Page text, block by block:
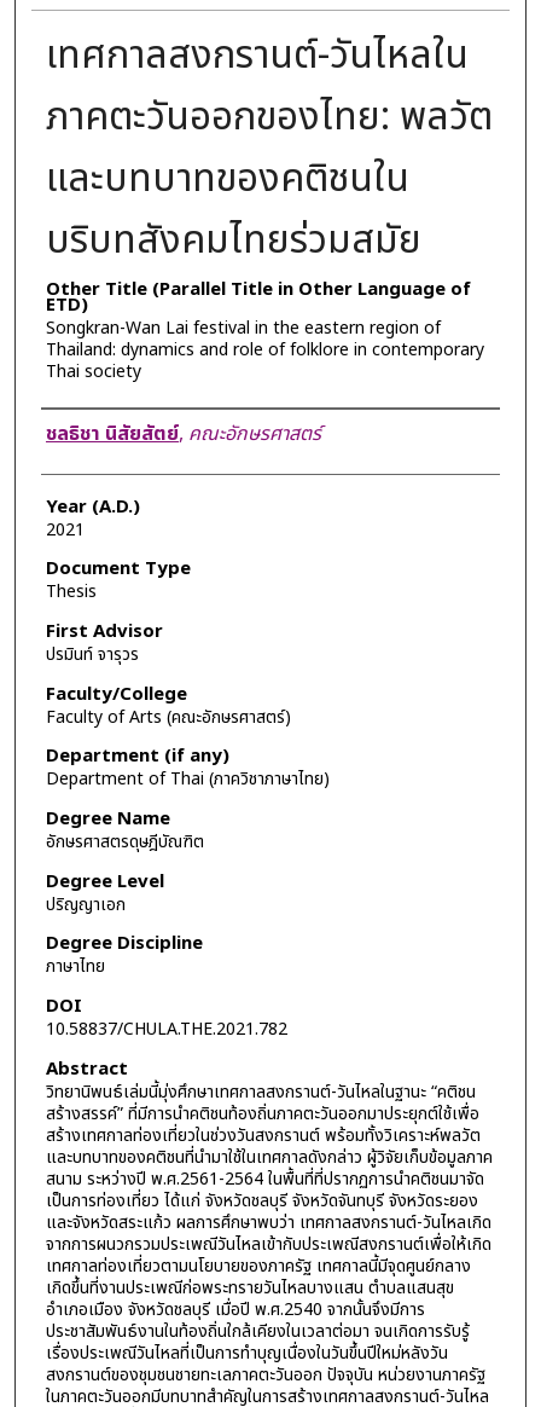
เทศกาลสงกรานต์-วันไหลใน
ภาคตะวันออกของไทย: พลวัต
และบทบาทของคติชนใน
บริบทสังคมไทยร่วมสมัย
Other Title (Parallel Title in Other Language of
ETD)
Songkran-Wan Lai festival in the eastern region of
Thailand: dynamics and role of folklore in contemporary
Thai society
Author
ชลธิชา นิสัยสัตย์, คณะอักษรศาสตร์
Year (A.D.)
2021
Document Type
Thesis
First Advisor
ปรมินท์ จารุวร
Faculty/College
Faculty of Arts (คณะอักษรศาสตร์)
Department (if any)
Department of Thai (ภาควิชาภาษาไทย)
Degree Name
อักษรศาสตรดุษฎีบัณฑิต
Degree Level
ปริญญาเอก
Degree Discipline
ภาษาไทย
DOI
10.58837/CHULA.THE.2021.782
Abstract
วิทยานิพนธ์เล่มนี้มุ่งศึกษาเทศกาลสงกรานต์-วันไหลในฐานะ “คติชน
สร้างสรรค์” ที่มีการนำคติชนท้องถิ่นภาคตะวันออกมาประยุกต์ใช้เพื่อ
สร้างเทศกาลท่องเที่ยวในช่วงวันสงกรานต์ พร้อมทั้งวิเคราะห์พลวัต
และบทบาทของคติชนที่นำมาใช้ในเทศกาลดังกล่าว ผู้วิจัยเก็บข้อมูลภาค
สนาม ระหว่างปี พ.ศ.2561-2564 ในพื้นที่ที่ปรากฏการนำคติชนมาจัด
เป็นการท่องเที่ยว ได้แก่ จังหวัดชลบุรี จังหวัดจันทบุรี จังหวัดระยอง
และจังหวัดสระแก้ว ผลการศึกษาพบว่า เทศกาลสงกรานต์-วันไหลเกิด
จากการผนวกรวมประเพณีวันไหลเข้ากับประเพณีสงกรานต์เพื่อให้เกิด
เทศกาลท่องเที่ยวตามนโยบายของภาครัฐ เทศกาลนี้มีจุดศูนย์กลาง
เกิดขึ้นที่งานประเพณีก่อพระทรายวันไหลบางแสน ตำบลแสนสุข
อำเภอเมือง จังหวัดชลบุรี เมื่อปี พ.ศ.2540 จากนั้นจึงมีการ
ประชาสัมพันธ์งานในท้องถิ่นใกล้เคียงในเวลาต่อมา จนเกิดการรับรู้
เรื่องประเพณีวันไหลที่เป็นการทำบุญเนื่องในวันขึ้นปีใหม่หลังวัน
สงกรานต์ของชุมชนชายทะเลภาคตะวันออก ปัจจุบัน หน่วยงานภาครัฐ
ในภาคตะวันออกมีบทบาทสำคัญในการสร้างเทศกาลสงกรานต์-วันไหล